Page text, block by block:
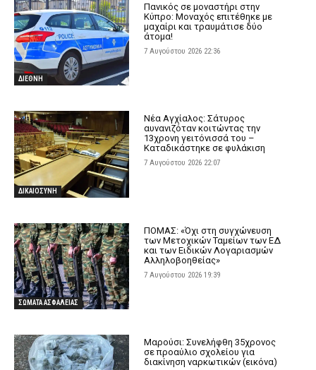
ΔΙΕΘΝΗ
Πανικός σε μοναστήρι στην
Κύπρο: Μοναχός επιτέθηκε με
μαχαίρι και τραυμάτισε δύο
άτομα!
7 Αυγούστου 2026 22:36
ΔΙΚΑΙΟΣΥΝΗ
Νέα Αγχίαλος: Σάτυρος
αυνανιζόταν κοιτώντας την
13χρονη γειτόνισσά του –
Καταδικάστηκε σε φυλάκιση
7 Αυγούστου 2026 22:07
ΣΩΜΑΤΑ ΑΣΦΑΛΕΙΑΣ
ΠΟΜΑΣ: «Όχι στη συγχώνευση
των Μετοχικών Ταμείων των ΕΔ
και των Ειδικών Λογαριασμών
Αλληλοβοηθείας»
7 Αυγούστου 2026 19:39
Μαρούσι: Συνελήφθη 35χρονος
σε προαύλιο σχολείου για
διακίνηση ναρκωτικών (εικόνα)